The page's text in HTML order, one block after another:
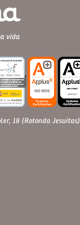
18 (Rotonda Jesuitas)